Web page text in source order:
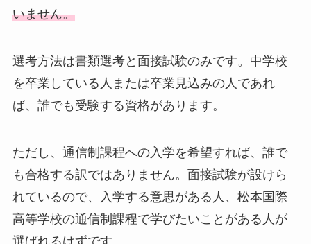
いません。
選考方法は書類選考と面接試験のみです。中学校
を卒業している人または卒業見込みの人であれ
ば、誰でも受験する資格があります。
ただし、通信制課程への入学を希望すれば、誰で
も合格する訳ではありません。面接試験が設けら
れているので、入学する意思がある人、松本国際
高等学校の通信制課程で学びたいことがある人が